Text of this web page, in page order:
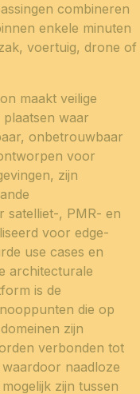
combineren
enkele minuten
voertuig, drone of
maakt veilige
waar
onbetrouwbaar
voor
zijn
satelliet-, PMR- en
voor edge-
use cases en
architecturale
is de
die op
zijn
verbonden tot
naadloze
zijn tussen